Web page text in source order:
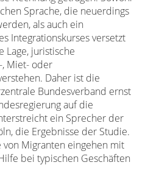
Sprache, die neuerdings
als auch ein
Integrationskurses versetzt
Lage, juristische
, Miet- oder
Daher ist die
Bundesverband ernst
auf die
ein Sprecher der
die Ergebnisse der Studie.
Migranten eingehen mit
bei typischen Geschäften